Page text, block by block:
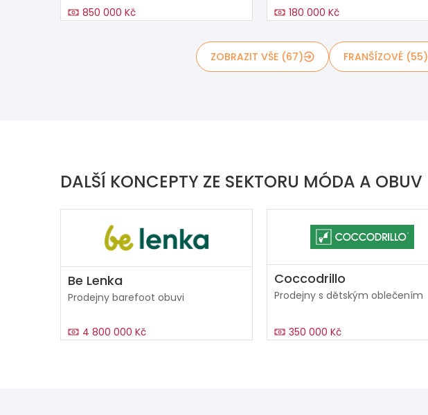
850 000 Kč
180 000 Kč
ZOBRAZIT VŠE (67) FRANŠÍZOVÉ (55)
DALŠÍ KONCEPTY ZE SEKTORU MÓDA A OBUV
Be Lenka
Prodejny barefoot obuvi
4 800 000 Kč
Coccodrillo
Prodejny s dětským oblečením
350 000 Kč